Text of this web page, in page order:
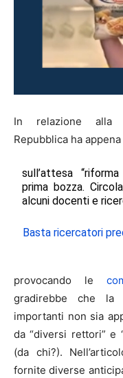
In relazione alla
Repubblica ha
sull’attesa
prima bozza.
alcuni docenti e
Basta ricercatori
provocando le
gradirebbe che la
importanti non sia
da “diversi rettori” e
(da chi?).
fornite diverse